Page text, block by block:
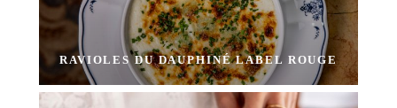
RAVIOLES DU DAUPHINÉ LABEL ROUGE